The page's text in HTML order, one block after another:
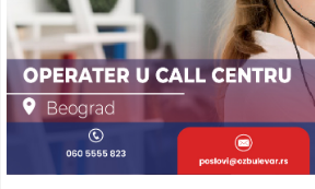
Kontakt
Lokacija
Pristupanje
Obrasci